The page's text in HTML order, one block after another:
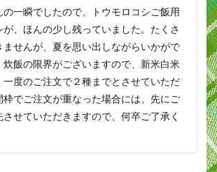
の一瞬でしたので、トウモロコシご飯用
、ほんの少し残っていました。たくさ
ませんが、夏を思い出しながらいかがで
炊飯の限界がございますので、新米白米
一度のご注文で２種までとさせていただ
枠でご注文が重なった場合には、先にご
せていただきますので、何卒ご了承く